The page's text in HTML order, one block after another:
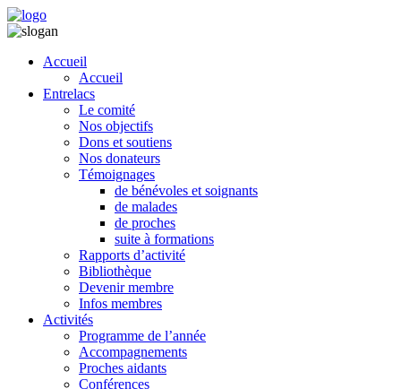
Accueil
Accueil
Entrelacs
Le comité
Nos objectifs
Dons et soutiens
Nos donateurs
Témoignages
de bénévoles et soignants
de malades
de proches
suite à formations
Rapports d’activité
Bibliothèque
Devenir membre
Infos membres
Activités
Programme de l’année
Accompagnements
Proches aidants
Conférences